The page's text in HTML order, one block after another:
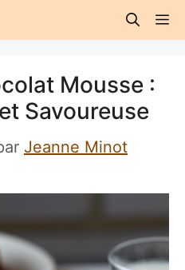
Mousse :
Savoureuse
Jeanne Minot